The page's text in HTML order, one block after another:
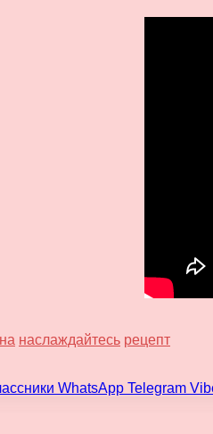
наслаждайтесь рецепт
WhatsApp Telegram